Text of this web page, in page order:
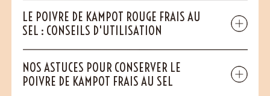
LE POIVRE DE KAMPOT ROUGE FRAIS AU
SEL : CONSEILS D'UTILISATION
NOS ASTUCES POUR CONSERVER LE
POIVRE DE KAMPOT FRAIS AU SEL